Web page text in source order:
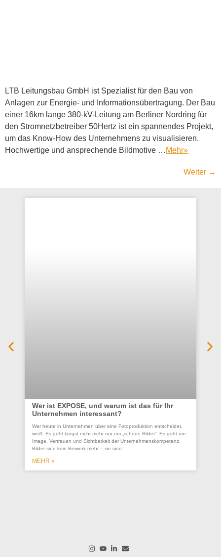
LTB Leitungsbau GmbH ist Spezialist für den Bau von
Anlagen zur Energie- und Informationsübertragung. Der Bau
einer 16km lange 380-kV-Leitung am Berliner Nordring für
den Stromnetzbetreiber 50Hertz ist ein spannendes Projekt,
um das Know-How des Unternehmens zu visualisieren.
Hochwertige und ansprechende Bildmotive … Mehr»
Weiter →
Wer ist EXPOSE, und warum ist das für Ihr
Unternehmen interessant?
Wer heute in Unternehmen über eine Fotoproduktion entscheidet,
weiß: Es geht längst nicht mehr nur um „schöne Bilder“. Es geht um
Image, Vertrauen und Sichtbarkeit der Unternehmenskompetenz.
Bilder sind kein Beiwerk mehr – sie sind
MEHR »